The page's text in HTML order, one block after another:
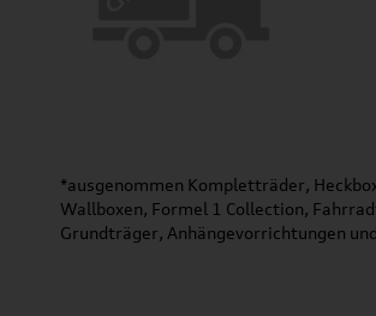
*ausgenommen Kompletträder,
Wallboxen, Formel 1 Collection,
Grundträger, Anhängevorrichtungen